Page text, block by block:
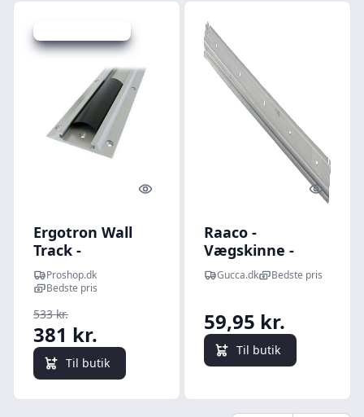
Quick look
Ergotron Wall
Track -
Vægskinne - sølv
Proshop.dk
Bedste pris
533 kr.
381 kr.
Til butik
Quick
Raaco -
Vægskinne -
44x605 Mm
Gucca.dk Bedste pris
59,95 kr.
Til butik